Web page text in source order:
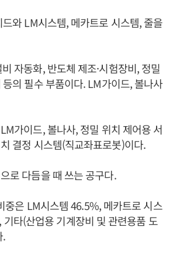
와 LM시스템, 메카트로 시스템, 줄을
자동화, 반도체 제조·시험장비, 정밀
의 필수 부품이다. LM가이드, 볼나사
가이드, 볼나사, 정밀 위치 제어용 서
결정 시스템(직교좌표로봇)이다.
로 다듬을 때 쓰는 공구다.
중은 LM시스템 46.5%, 메카트로 시스
타(산업용 기계장비 및 관련용품 도
.